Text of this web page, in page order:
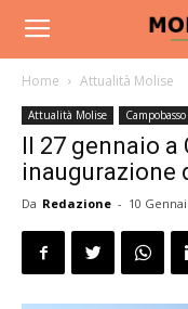
Home Attualità Molise
Attualità Molise Campobasso
Il 27 gennaio a
inaugurazione
Da Redazione - 10